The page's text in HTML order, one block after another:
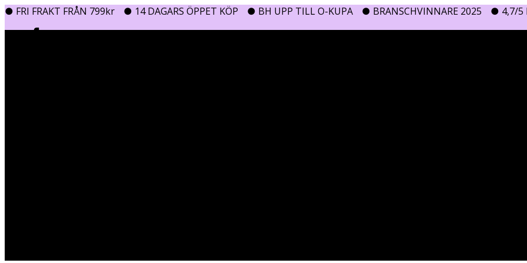
● FRI FRAKT FRÅN 799kr ● 14 DAGARS ÖPPET KÖP ● BH UPP TILL O-KUPA ● BRANSCHVINNARE 2025 ● 4,7/5